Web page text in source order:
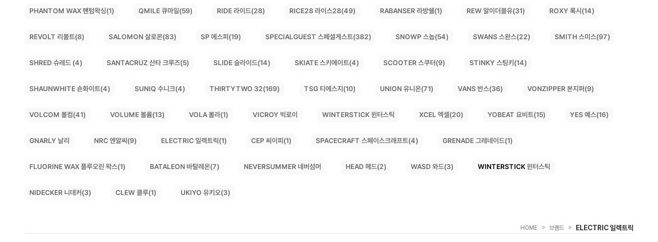
PHANTOM WAX 팬텀왁싱(1) QMILE 큐마일(59) RIDE 라이드(28) RICE28 라이스28(49) RABANSER 라방쉘(1) REW 알이더블유(31) ROXY 록시(14)
REVOLT 리볼트(8) SALOMON 살로몬(83) SP 에스피(19) SPECIALGUEST 스페셜게스트(382) SNOWP 스놉(54) SWANS 스완스(22) SMITH 스미스(97)
SHRED 슈레드 (4) SANTACRUZ 산타 크루즈(5) SLIDE 슬라이드(14) SKIATE 스키에이트(4) SCOOTER 스쿠터(9) STINKY 스팅키(14)
SHAUNWHITE 숀화이트(4) SUNIQ 수니크(4) THIRTYTWO 32(169) TSG 티에스지(10) UNION 유니온(71) VANS 반스(36) VONZIPPER 본지퍼(9)
VOLCOM 볼컴(41) VOLUME 볼륨(13) VOLA 볼라(1) VICROY 빅로이 WINTERSTICK 윈터스틱 XCEL 엑셀(20) YOBEAT 요비트(15) YES 예스(16)
GNARLY 날리 NRC 엔알씨(9) ELECTRIC 일렉트릭(1) CEP 씨이피(1) SPACECRAFT 스페이스크래프트(4) GRENADE 그레네이드(1)
FLUORINE WAX 플루오린 왁스(1) BATALEON 바탈레온(7) NEVERSUMMER 네버섬머 HEAD 헤드(2) WASD 와드(3) WINTERSTICK윈터스틱
NIDECKER 니데커(3) CLEW 클루(1) UKIYO 유키오(3)
HOME > 브랜드 > ELECTRIC 일렉트릭